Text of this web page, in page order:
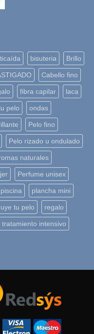
bisuteria Brillo
Cabello fino
fibra capilar laca
pelo ondas
Pelo fino
Pelo rizado u ondulado
naturales
Perfume unisex
piscina plancha mini
tu pelo regalo
tratamiento intensivo